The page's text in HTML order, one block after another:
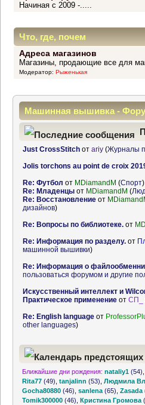
Начиная с 2009 -.....
Что, где, почем
Адреса магазинов
Магазины, продающие все для
Модератор: Рыженькая
Машинная вышивка -
Информационный центр
Just CrossStitchот ariy(Журналы
Jolis torchons au point de croix
Re: Футбол от MDiamandM (Спорт)
Re: Младенцыот MDiamandM (
Re: Восстановлениеот
дизайнов)
Re: Вопросы по библиотеке.от
Re: Информация по разделу.от
машинной вышивки)
Re: Информация о
пользоваться форумом и другие
Искусственный интеллект и
Практическое применениеот СП_
Re: English languageот
other languages)
предстоящих событий
Ближайшие дни рождения: nataliy1 (54)
Rita77 (49) ,tanjalinn (53) ,Людмила
Gocha80880 (46) ,sanlena (65) ,Zasada
Tomik300000 (46) ,Кристина Громова